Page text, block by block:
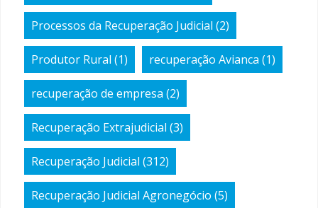
Processos da Recuperação Judicial (2)
Produtor Rural (1) recuperação Avianca (1)
recuperação de empresa (2)
Recuperação Extrajudicial (3)
Recuperação Judicial (312)
Recuperação Judicial Agronegócio (5)